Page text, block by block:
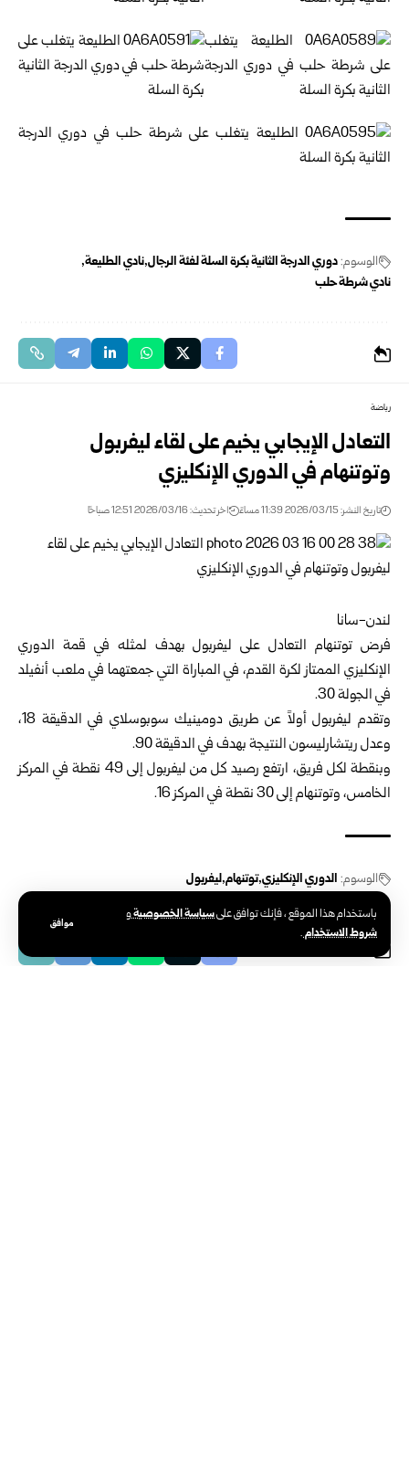
باستخدام هذا الموقع ، فإنك توافق علىسياسة الخصوصيةو
شروط الاستخدام.
موافق
الوسوم:دوري الدرجة الثانية بكرة السلة لفئة الرجال نادي الطليعة
نادي شرطة حلب
رياضة
التعادل الإيجابي يخيم على لقاء ليفربول
وتوتنهام في الدوري الإنكليزي
تاريخ النشر: 2026/03/15 11:39 مساءً اخر تحديث: 2026/03/16 12:51 صباحًا
لندن-سانا
فرض توتنهام التعادل على ليفربول بهدف لمثله في قمة الدوري
الإنكليزي الممتاز لكرة القدم، في المباراة التي جمعتهما في ملعب أنفيلد
في الجولة 30.
وتقدم ليفربول أولاً عن طريق دومينيك سوبوسلاي في الدقيقة 18،
وعدل ريتشارليسون النتيجة بهدف في الدقيقة 90.
وبنقطة لكل فريق، ارتفع رصيد كل من ليفربول إلى 49 نقطة في المركز
الخامس، وتوتنهام إلى 30 نقطة في المركز 16.
الوسوم: الدوري الإنكليزي توتنهام ليفربول